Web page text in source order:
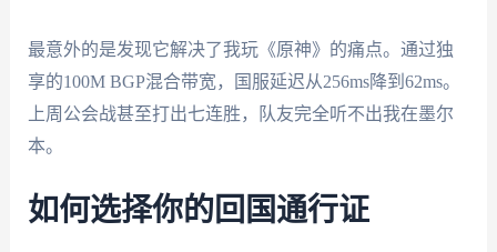
最意外的是发现它解决了我玩《原神》的痛点。通过独
享的100M BGP混合带宽，国服延迟从256ms降到62ms。
上周公会战甚至打出七连胜，队友完全听不出我在墨尔
本。
如何选择你的回国通行证